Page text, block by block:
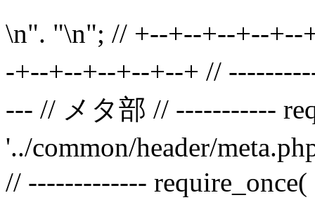
\n". "\n"; // +--+--+--+--+--
-+--+--+--+--+--+ //
--- // メタ部 // -----------
'../common/header/
// ------------- require_once(